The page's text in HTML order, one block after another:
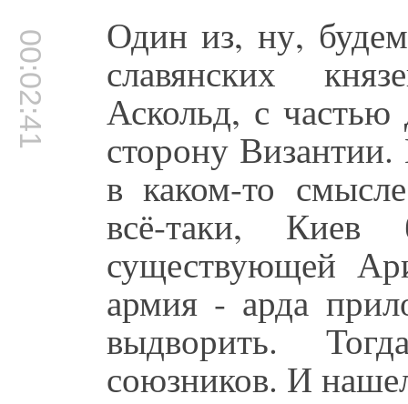
00:02:41 Один из, ну,
славянских
Аскольд, с
сторону
в каком-то
всё-таки,
существующей
армия - арда
выдворить.
союзников. И